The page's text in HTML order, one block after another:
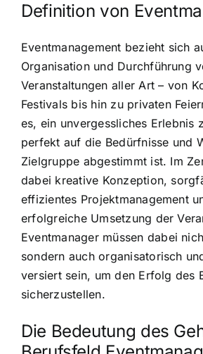
Definition von
Eventmanagement bezieht sich
Organisation und Durchführung
Veranstaltungen aller Art – von
Festivals bis hin zu privaten
es, ein unvergessliches Erlebnis
perfekt auf die Bedürfnisse und
Zielgruppe abgestimmt ist. Im
dabei kreative Konzeption,
effizientes Projektmanagement
erfolgreiche Umsetzung der
Eventmanager müssen dabei
sondern auch organisatorisch
versiert sein, um den Erfolg des
sicherzustellen.
Die Bedeutung des